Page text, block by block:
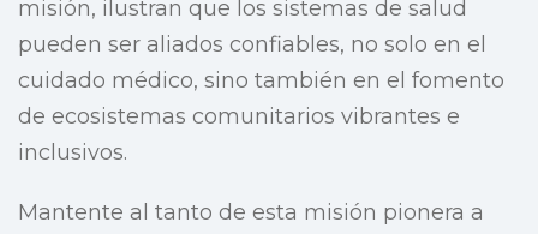
misión, ilustran que los sistemas de salud
pueden ser aliados confiables, no solo en el
cuidado médico, sino también en el fomento
de ecosistemas comunitarios vibrantes e
inclusivos.
Mantente al tanto de esta misión pionera a